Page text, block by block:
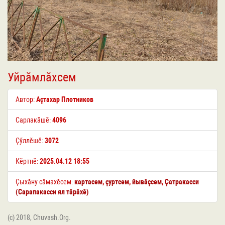
Уйрӑмлӑхсем
Автор:Аҫтахар Плотников
Сарлакӑшӗ:4096
Ҫӳллӗшӗ:3072
Кӗртнӗ:2025.04.12 18:55
Ҫыхӑну сӑмахӗсем:картасем,ҫуртсем,йывӑҫсем,Ҫатракасси
(Сарапакасси ял тӑрӑхӗ)
(c) 2018, Chuvash.Org.